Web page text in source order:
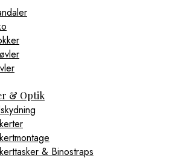
& Optik
& Binostraps